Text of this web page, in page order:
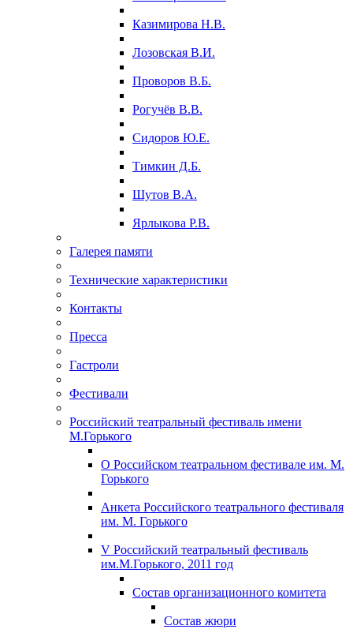
Казимирова Н.В.
Лозовская В.И.
Проворов В.Б.
Рогучёв В.В.
Сидоров Ю.Е.
Тимкин Д.Б.
Шутов В.А.
Ярлыкова Р.В.
Галерея памяти
Технические характеристики
Контакты
Пресса
Гастроли
Фестивали
Российский театральный фестиваль имени
М.Горького
О Российском театральном фестивале им. М.
Горького
Анкета Российского театрального фестиваля
им. М. Горького
V Российский театральный фестиваль
им.М.Горького, 2011 год
Состав организационного комитета
Состав жюри